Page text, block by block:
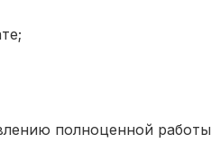
полноценной работы